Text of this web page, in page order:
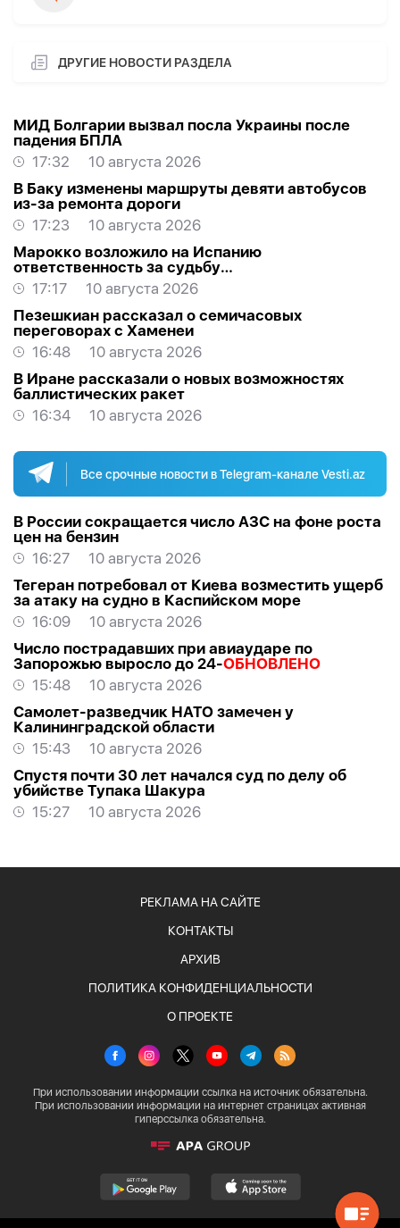
ДРУГИЕ НОВОСТИ РАЗДЕЛА
МИД Болгарии вызвал посла Украины после
падения БПЛА
17:32
10 августа 2026
В Баку изменены маршруты девяти автобусов
из-за ремонта дороги
17:23
10 августа 2026
Марокко возложило на Испанию
ответственность за судьбу
несовершеннолетних мигрантов
17:17
10 августа 2026
Пезешкиан рассказал о семичасовых
переговорах с Хаменеи
16:48
10 августа 2026
В Иране рассказали о новых возможностях
баллистических ракет
16:34
10 августа 2026
Все срочные новости в Telegram-канале Vesti.az
В России сокращается число АЗС на фоне роста
цен на бензин
16:27
10 августа 2026
Тегеран потребовал от Киева возместить ущерб
за атаку на судно в Каспийском море
16:09
10 августа 2026
Число пострадавших при авиаударе по
Запорожью выросло до 24-ОБНОВЛЕНО
15:48
10 августа 2026
Самолет-разведчик НАТО замечен у
Калининградской области
15:43
10 августа 2026
Спустя почти 30 лет начался суд по делу об
убийстве Тупака Шакура
15:27
10 августа 2026
РЕКЛАМА НА САЙТЕ
КОНТАКТЫ
АРХИВ
ПОЛИТИКА КОНФИДЕНЦИАЛЬНОСТИ
О ПРОЕКТЕ
При использовании информации ссылка на источник обязательна.
При использовании информации на интернет страницах активная
гиперссылка обязательна.